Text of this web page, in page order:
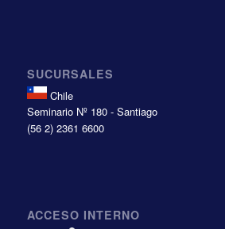
SUCURSALES
Chile
Seminario Nº 180 - Santiago
(56 2) 2361 6600
ACCESO INTERNO